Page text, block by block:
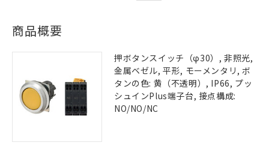
商品概要
押ボタンスイッチ（φ30）, 非照光,
金属ベゼル, 平形, モーメンタリ, ボ
タンの色: 黄（不透明）, IP66, プッ
シュインPlus端子台, 接点構成:
NO/NO/NC